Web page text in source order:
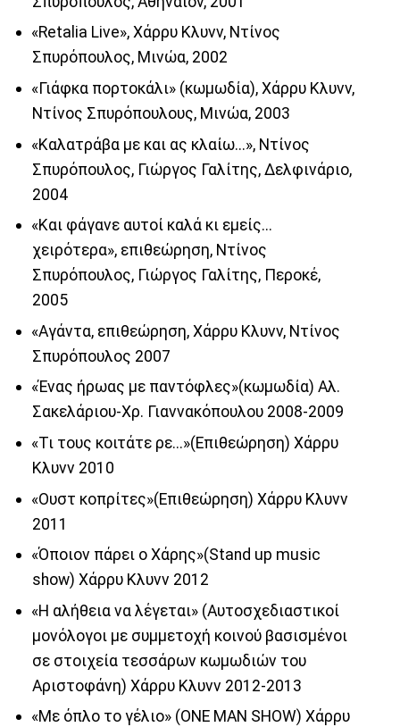
«Retalia Live», Χάρρυ Κλυνν, Ντίνος
Σπυρόπουλος, Μινώα, 2002
«Γιάφκα πορτοκάλι» (κωμωδία), Χάρρυ Κλυνν,
Ντίνος Σπυρόπουλους, Μινώα, 2003
«Καλατράβα με και ας κλαίω...», Ντίνος
Σπυρόπουλος, Γιώργος Γαλίτης, Δελφινάριο,
2004
«Και φάγανε αυτοί καλά κι εμείς...
χειρότερα», επιθεώρηση, Ντίνος
Σπυρόπουλος, Γιώργος Γαλίτης, Περοκέ,
2005
«Αγάντα, επιθεώρηση, Χάρρυ Κλυνν, Ντίνος
Σπυρόπουλος 2007
«Ένας ήρωας με παντόφλες»(κωμωδία) Αλ.
Σακελάριου-Χρ. Γιαννακόπουλου 2008-2009
«Τι τους κοιτάτε ρε...»(Επιθεώρηση) Χάρρυ
Κλυνν 2010
«Ουστ κοπρίτες»(Επιθεώρηση) Χάρρυ Κλυνν
2011
«Όποιον πάρει ο Χάρης»(Stand up music
show) Χάρρυ Κλυνν 2012
«Η αλήθεια να λέγεται» (Αυτοσχεδιαστικοί
μονόλογοι με συμμετοχή κοινού βασισμένοι
σε στοιχεία τεσσάρων κωμωδιών του
Αριστοφάνη) Χάρρυ Κλυνν 2012-2013
«Με όπλο το γέλιο» (ONE MAN SHOW) Χάρρυ